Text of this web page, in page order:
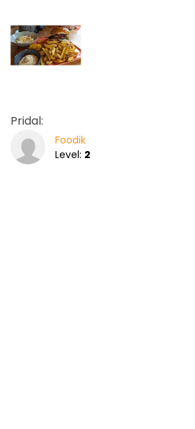
Pridal:
Foodik
Level: 2